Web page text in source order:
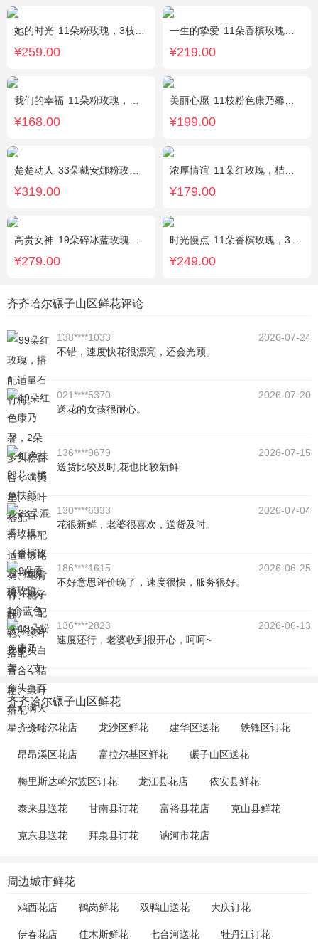
她的时光 11朵粉玫瑰，3枝白色多头百合，白色洋桔梗
¥259.00
一生的挚爱 11朵香槟玫瑰，搭配适量叶上黄金，随机赠送一个小熊。
¥219.00
我们的幸福 11朵粉玫瑰，银叶菊，尤加利搭配
¥168.00
美丽心愿 11枝粉色康乃馨，2枝白色多头香水百合，搭配黄莺满天星
¥199.00
楚楚动人 33朵戴安娜粉玫瑰，相思梅搭配
¥319.00
浓厚情谊 11朵红玫瑰，桔梗、红豆、绿叶搭配
¥179.00
高贵女神 19朵碎冰蓝玫瑰，绿叶搭配
¥279.00
时光慢点 11朵香槟玫瑰，3朵向日葵，1个蓝色绣球，桔梗、绿叶搭配
¥249.00
齐齐哈尔碾子山区鲜花评论
138****1033
2026-07-24
不错，速度快花很漂亮，还会光顾。
021****5370
2026-07-20
送花的女孩很耐心。
136****9679
2026-07-15
送货比较及时,花也比较新鲜
130****6333
2026-07-04
花很新鲜，老婆很喜欢，送货及时。
186****1615
2026-06-25
不好意思评价晚了，速度很快，服务很好。
136****2823
2026-06-13
速度还行，老婆收到很开心，呵呵~
齐齐哈尔碾子山区鲜花
齐齐哈尔花店 龙沙区鲜花 建华区送花 铁锋区订花
昂昂溪区花店 富拉尔基区鲜花 碾子山区送花
梅里斯达斡尔族区订花 龙江县花店 依安县鲜花
泰来县送花 甘南县订花 富裕县花店 克山县鲜花
克东县送花 拜泉县订花 讷河市花店
周边城市鲜花
鸡西花店 鹤岗鲜花 双鸭山送花 大庆订花
伊春花店 佳木斯鲜花 七台河送花 牡丹江订花